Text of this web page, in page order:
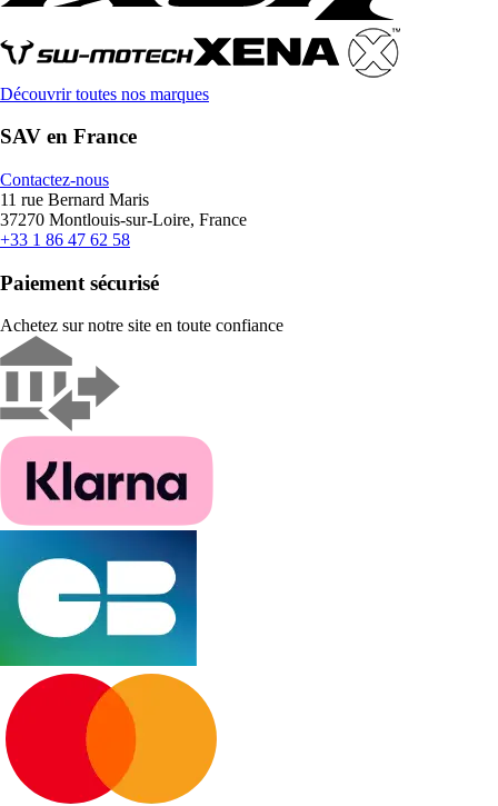
Découvrir toutes nos marques
SAV en France
Contactez-nous
11 rue Bernard Maris
37270 Montlouis-sur-Loire, France
+33 1 86 47 62 58
Paiement sécurisé
Achetez sur notre site en toute confiance